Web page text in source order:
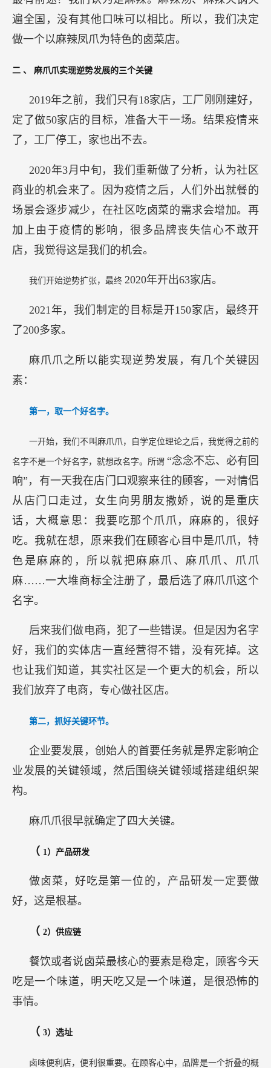
遍全国，没有其他口味可以相比。所以，我们决定
做一个以麻辣凤爪为特色的卤菜店。
二 、 麻爪爪实现逆势发展的三个关键
2019年之前，我们只有18家店，工厂刚刚建好，
定了做50家店的目标，准备大干一场。结果疫情来
了，工厂停工，家也出不去。
2020年3月中旬，我们重新做了分析，认为社区
商业的机会来了。因为疫情之后，人们外出就餐的
场景会逐步减少，在社区吃卤菜的需求会增加。再
加上由于疫情的影响，很多品牌丧失信心不敢开
店，我觉得这是我们的机会。
我们开始逆势扩张，最终 2020年开出63家店。
2021年，我们制定的目标是开150家店，最终开
了200多家。
麻爪爪之所以能实现逆势发展，有几个关键因
素：
第一，取一个好名字。
一开始，我们不叫麻爪爪，自学定位理论之后，我觉得之前的
名字不是一个好名字，就想改名字。所谓 “念念不忘、必有回
响”，有一天我在店门口观察来往的顾客，一对情侣
从店门口走过，女生向男朋友撒娇，说的是重庆
话，大概意思：我要吃那个爪爪，麻麻的，很好
吃。我就在想，原来我们在顾客心目中是爪爪，特
色是麻麻的，所以就把麻麻爪、麻爪爪、爪爪
麻……一大堆商标全注册了，最后选了麻爪爪这个
名字。
后来我们做电商，犯了一些错误。但是因为名字
好，我们的实体店一直经营得不错，没有死掉。这
也让我们知道，其实社区是一个更大的机会，所以
我们放弃了电商，专心做社区店。
第二，抓好关键环节。
企业要发展，创始人的首要任务就是界定影响企
业发展的关键领域，然后围绕关键领域搭建组织架
构。
麻爪爪很早就确定了四大关键。
（ 1）产品研发
做卤菜，好吃是第一位的，产品研发一定要做
好，这是根基。
（ 2）供应链
餐饮或者说卤菜最核心的要素是稳定，顾客今天
吃是一个味道，明天吃又是一个味道，是很恐怖的
事情。
（ 3）选址
卤味便利店，便利很重要。在顾客心中，品牌是一个折叠的概